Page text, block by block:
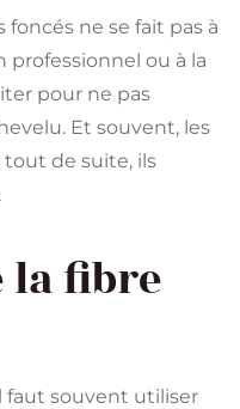
ne se fait pas à
professionnel ou à la
pour ne pas
Et souvent, les
de suite, ils
fibre
faut souvent utiliser